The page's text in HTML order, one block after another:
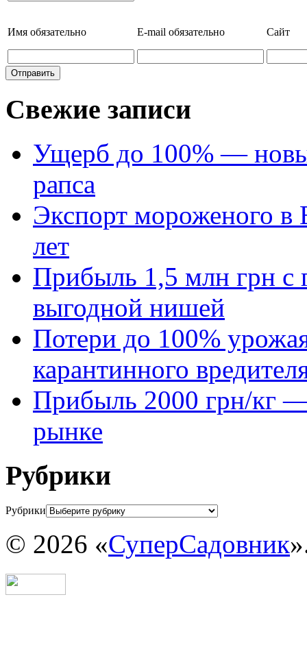
Имя обязательно E-mail обязательно Сайт
Свежие записи
Ущерб до 100% —
рапса
Экспорт мороженого в
лет
Прибыль 1,5 млн грн с
выгодной нишей
Потери до 100%
карантинного
Прибыль 2000 грн/кг —
рынке
Рубрики
Рубрики
© 2026 «СуперСадовник